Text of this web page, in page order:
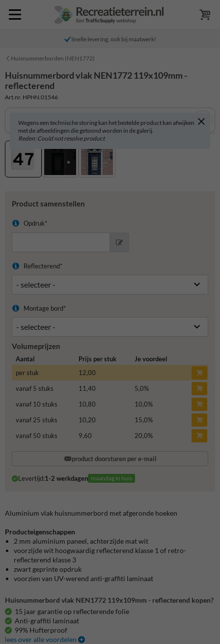
Snelle levering, ook bij maatwerk!
Huisnummerborden (NEN1772)
Huisnummerbord vlak NEN1772 119x109mm -
reflecterend
Art.nr. HPHN.01546
Wegens een technische storing kan het bestelde product kan afwijken
met de afbeeldingen die getoond worden in de galerij.
Reden: Could not resolve product
Product samenstellen
Opdruk*
Reflecterend*
Montage bord*
Volumeprijzen
Aantal Prijs per stuk
Je voordeel
per stuk
12,00
vanaf 5 stuks
11,40 5,0%
vanaf 10 stuks
10,80 10,0%
vanaf 25 stuks
10,20 15,0%
vanaf 50 stuks
9,60 20,0%
product doorsturen per e-mail
Levertijd:1-2 werkdagen maandag in huis
Aluminium vlak huisnummerbord met afgeronde hoeken
Producteigenschappen
2 mm aluminium paneel, achterzijde mat wit
voorzijde wit hoogwaardig reflecterend klasse 1 of retro-
reflecterend klasse 3
zwart geprinte opdruk
voorzien van UV-werend anti-graffiti laminaat
Huisnummerbord vlak NEN1772 119x109mm - reflecterend kopen?
15 jaar garantie op reflecterende folie
Anti-graffiti laminaat
99% Hufterproof
lees over alle voordelen